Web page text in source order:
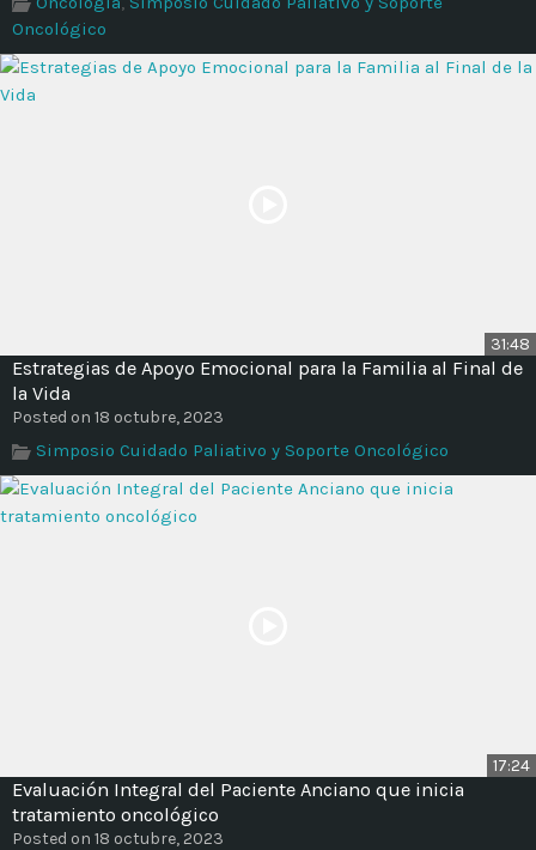
Time
Oncológico
31:48
Estrategias de Apoyo Emocional para la Familia al Final de
la Vida
Posted on 18 octubre, 2023
Simposio Cuidado Paliativo y Soporte Oncológico
17:24
Evaluación Integral del Paciente Anciano que inicia
tratamiento oncológico
Posted on 18 octubre, 2023